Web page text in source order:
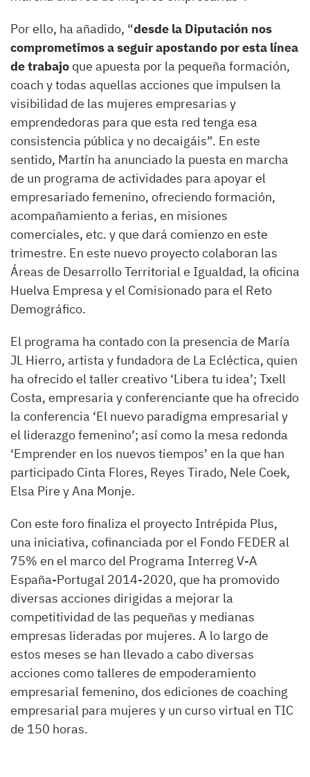
Por ello, ha añadido, “desde la Diputación nos
comprometimos a seguir apostando por esta línea
de trabajo que apuesta por la pequeña formación,
coach y todas aquellas acciones que impulsen la
visibilidad de las mujeres empresarias y
emprendedoras para que esta red tenga esa
consistencia pública y no decaigáis”. En este
sentido, Martín ha anunciado la puesta en marcha
de un programa de actividades para apoyar el
empresariado femenino, ofreciendo formación,
acompañamiento a ferias, en misiones
comerciales, etc. y que dará comienzo en este
trimestre. En este nuevo proyecto colaboran las
Áreas de Desarrollo Territorial e Igualdad, la oficina
Huelva Empresa y el Comisionado para el Reto
Demográfico.
El programa ha contado con la presencia de María
JL Hierro, artista y fundadora de La Ecléctica, quien
ha ofrecido el taller creativo ‘Libera tu idea’; Txell
Costa, empresaria y conferenciante que ha ofrecido
la conferencia ‘El nuevo paradigma empresarial y
el liderazgo femenino’; así como la mesa redonda
‘Emprender en los nuevos tiempos’ en la que han
participado Cinta Flores, Reyes Tirado, Nele Coek,
Elsa Pire y Ana Monje.
Con este foro finaliza el proyecto Intrépida Plus,
una iniciativa, cofinanciada por el Fondo FEDER al
75% en el marco del Programa Interreg V-A
España-Portugal 2014-2020, que ha promovido
diversas acciones dirigidas a mejorar la
competitividad de las pequeñas y medianas
empresas lideradas por mujeres. A lo largo de
estos meses se han llevado a cabo diversas
acciones como talleres de empoderamiento
empresarial femenino, dos ediciones de coaching
empresarial para mujeres y un curso virtual en TIC
de 150 horas.